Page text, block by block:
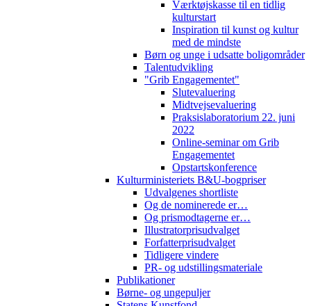
Værktøjskasse til en tidlig
kulturstart
Inspiration til kunst og kultur
med de mindste
Børn og unge i udsatte boligområder
Talentudvikling
"Grib Engagementet"
Slutevaluering
Midtvejsevaluering
Praksislaboratorium 22. juni
2022
Online-seminar om Grib
Engagementet
Opstartskonference
Kulturministeriets B&U-bogpriser
Udvalgenes shortliste
Og de nominerede er…
Og prismodtagerne er…
Illustratorprisudvalget
Forfatterprisudvalget
Tidligere vindere
PR- og udstillingsmateriale
Publikationer
Børne- og ungepuljer